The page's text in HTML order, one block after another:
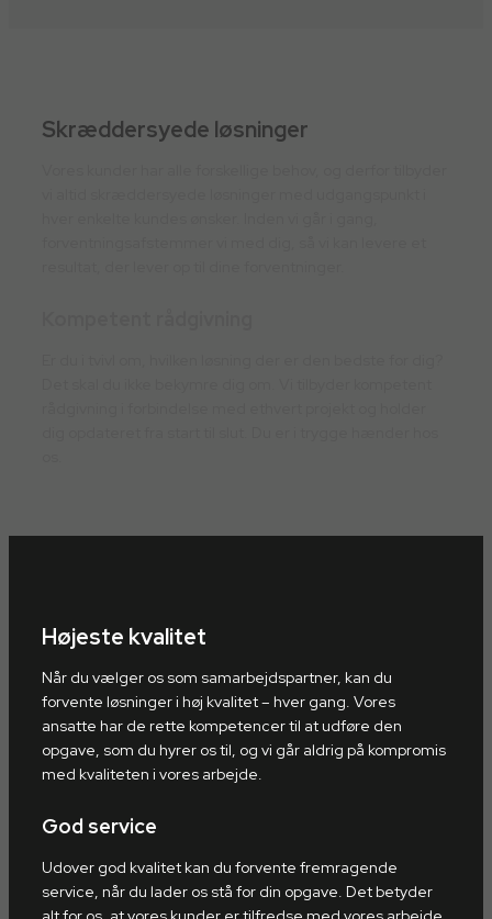
Skræddersyede løsninger
Højeste kvalitet
Når du vælger os som samarbejdspartner, kan du
forvente løsninger i høj kvalitet – hver gang. Vores
ansatte har de rette kompetencer til at udføre den
opgave, som du hyrer os til, og vi går aldrig på kompromis
med kvaliteten i vores arbejde.
God service
Udover god kvalitet kan du forvente fremragende
service, når du lader os stå for din opgave. Det betyder